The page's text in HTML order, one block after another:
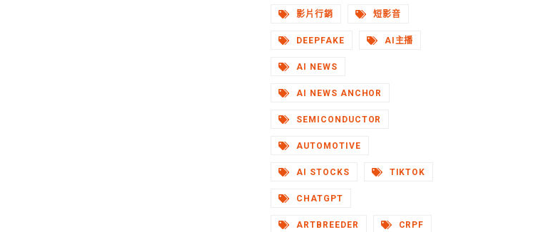
影片行銷 短影音
DEEPFAKE AI主播
AI NEWS
AI NEWS ANCHOR
SEMICONDUCTOR
AUTOMOTIVE
AI STOCKS TIKTOK
CHATGPT
ARTBREEDER CRPF